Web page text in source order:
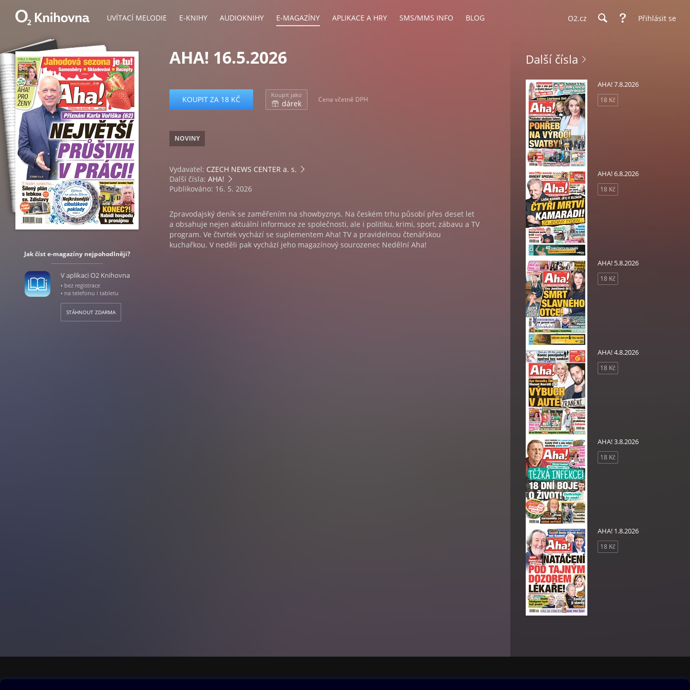
UVÍTACÍ MELODIE E-KNIHY AUDIOKNIHY E-MAGAZÍNY APLIKACE A HRY SMS/MMS INFO BLOG O2.cz Přihlásit se
Jak číst e-magazíny nejpohodlněji?
V aplikaci O2 Knihovna
• bez registrace
• na telefonu i tabletu
STÁHNOUT ZDARMA
AHA! 16.5.2026
KOUPIT ZA 18 KČ Koupit jako
dárek Cena včetně DPH
NOVINY
Vydavatel: CZECH NEWS CENTER a. s.
Další čísla: AHA!
Publikováno: 16. 5. 2026
Zpravodajský deník se zaměřením na showbyznys. Na českém trhu působí přes deset let
a obsahuje nejen aktuální informace ze společnosti, ale i politiku, krimi, sport, zábavu a TV
program. Ve čtvrtek vychází se suplementem Aha! TV a pravidelnou čtenářskou
kuchařkou. V neděli pak vychází jeho magazínový sourozenec Nedělní Aha!
Další čísla
AHA! 7.8.2026
18 Kč
AHA! 6.8.2026
18 Kč
AHA! 5.8.2026
18 Kč
AHA! 4.8.2026
18 Kč
AHA! 3.8.2026
18 Kč
AHA! 1.8.2026
18 Kč